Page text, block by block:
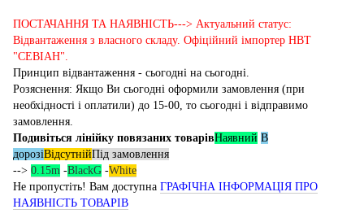
ПОСТАЧАННЯ ТА НАЯВНІСТЬ---> Актуальний статус:
Відвантаження з власного складу. Офіційний імпортер НВТ
"СЕВІАН".
Принцип відвантаження - сьогодні на сьогодні.
Розяснення: Якщо Ви сьогодні оформили замовлення (при
необхідності і оплатили) до 15-00, то сьогодні і відправимо
замовлення.
Подивіться лінійку повязаних товарівНаявний В
дорозіВідсутнійПід замовлення
--> 0.15m -BlackG -White
Не пропустіть! Вам доступна ГРАФІЧНА ІНФОРМАЦІЯ ПРО
НАЯВНІСТЬ ТОВАРІВ